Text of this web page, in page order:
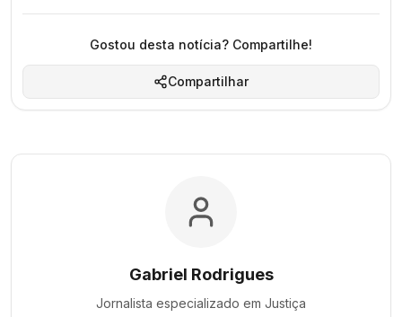
Gostou desta notícia? Compartilhe!
Compartilhar
Gabriel Rodrigues
Jornalista especializado em Justiça